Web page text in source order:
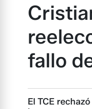
fallo
El TCE